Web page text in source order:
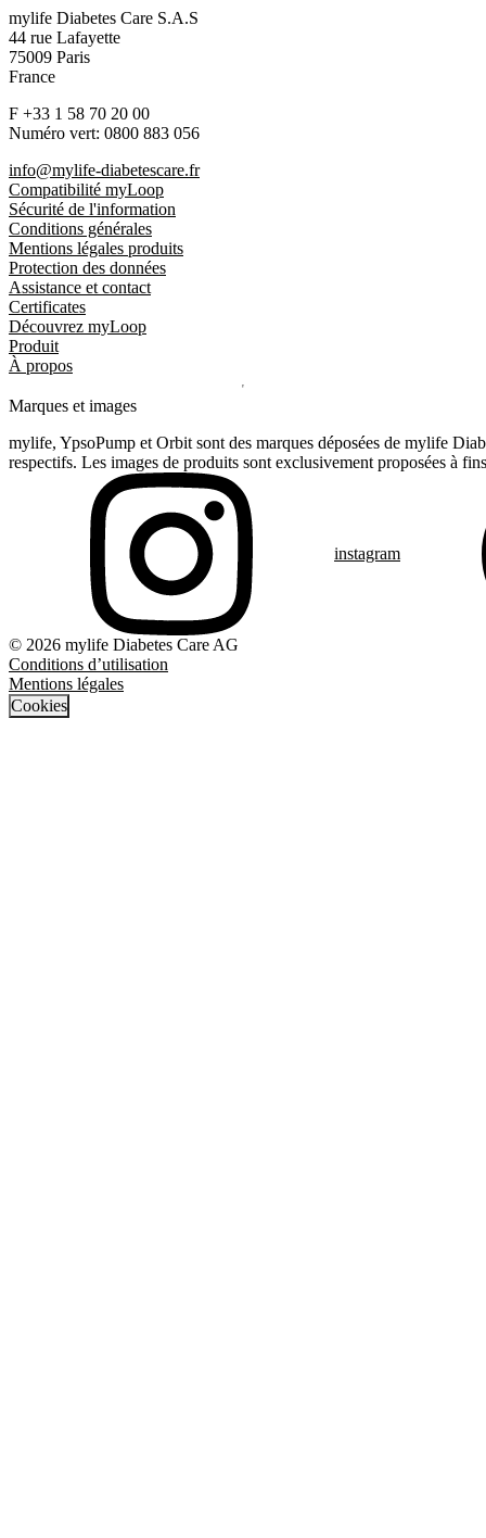
mylife Diabetes Care S.A.S
44 rue Lafayette
75009 Paris
France
F +33 1 58 70 20 00
Numéro vert: 0800 883 056
info@mylife-diabetescare.fr
Compatibilité myLoop
Sécurité de l'information
Conditions générales
Mentions légales produits
Protection des données
Assistance et contact
Certificates
Découvrez myLoop
Produit
À propos
Marques et images
mylife, YpsoPump et Orbit sont des marques déposées de mylife
respectifs. Les images de produits sont exclusivement proposées à
instagram
© 2026 mylife Diabetes Care AG
Conditions d’utilisation
Mentions légales
Cookies